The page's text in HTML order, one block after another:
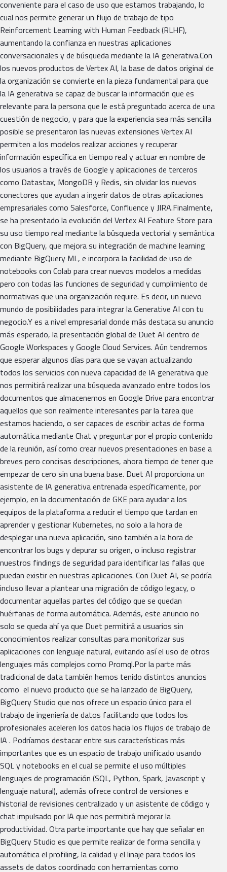
conveniente para el caso de uso que estamos trabajando, lo
cual nos permite generar un flujo de trabajo de tipo
Reinforcement Learning with Human Feedback (RLHF),
aumentando la confianza en nuestras aplicaciones
conversacionales y de búsqueda mediante la IA generativa.Con
los nuevos productos de Vertex AI, la base de datos original de
la organización se convierte en la pieza fundamental para que
la IA generativa se capaz de buscar la información que es
relevante para la persona que le está preguntado acerca de una
cuestión de negocio, y para que la experiencia sea más sencilla
posible se presentaron las nuevas extensiones Vertex AI
permiten a los modelos realizar acciones y recuperar
información específica en tiempo real y actuar en nombre de
los usuarios a través de Google y aplicaciones de terceros
como Datastax, MongoDB y Redis, sin olvidar los nuevos
conectores que ayudan a ingerir datos de otras aplicaciones
empresariales como Salesforce, Confluence y JIRA.Finalmente,
se ha presentado la evolución del Vertex AI Feature Store para
su uso tiempo real mediante la búsqueda vectorial y semántica
con BigQuery, que mejora su integración de machine learning
mediante BigQuery ML, e incorpora la facilidad de uso de
notebooks con Colab para crear nuevos modelos a medidas
pero con todas las funciones de seguridad y cumplimiento de
normativas que una organización require. Es decir, un nuevo
mundo de posibilidades para integrar la Generative AI con tu
negocio.Y es a nivel empresarial donde más destaca su anuncio
más esperado, la presentación global de Duet AI dentro de
Google Workspaces y Google Cloud Services. Aún tendremos
que esperar algunos días para que se vayan actualizando
todos los servicios con nueva capacidad de IA generativa que
nos permitirá realizar una búsqueda avanzado entre todos los
documentos que almacenemos en Google Drive para encontrar
aquellos que son realmente interesantes par la tarea que
estamos haciendo, o ser capaces de escribir actas de forma
automática mediante Chat y preguntar por el propio contenido
de la reunión, así como crear nuevos presentaciones en base a
breves pero concisas descripciones, ahora tiempo de tener que
empezar de cero sin una buena base. Duet AI proporciona un
asistente de IA generativa entrenada específicamente, por
ejemplo, en la documentación de GKE para ayudar a los
equipos de la plataforma a reducir el tiempo que tardan en
aprender y gestionar Kubernetes, no solo a la hora de
desplegar una nueva aplicación, sino también a la hora de
encontrar los bugs y depurar su origen, o incluso registrar
nuestros findings de seguridad para identificar las fallas que
puedan existir en nuestras aplicaciones. Con Duet AI, se podría
incluso llevar a plantear una migración de código legacy, o
documentar aquellas partes del código que se quedan
huérfanas de forma automática. Además, este anuncio no
solo se queda ahí ya que Duet permitirá a usuarios sin
conocimientos realizar consultas para monitorizar sus
aplicaciones con lenguaje natural, evitando así el uso de otros
lenguajes más complejos como Promql.Por la parte más
tradicional de data también hemos tenido distintos anuncios
como el nuevo producto que se ha lanzado de BigQuery,
BigQuery Studio que nos ofrece un espacio único para el
trabajo de ingeniería de datos facilitando que todos los
profesionales aceleren los datos hacia los flujos de trabajo de
IA . Podríamos destacar entre sus características más
importantes que es un espacio de trabajo unificado usando
SQL y notebooks en el cual se permite el uso múltiples
lenguajes de programación (SQL, Python, Spark, Javascript y
lenguaje natural), además ofrece control de versiones e
historial de revisiones centralizado y un asistente de código y
chat impulsado por IA que nos permitirá mejorar la
productividad. Otra parte importante que hay que señalar en
BigQuery Studio es que permite realizar de forma sencilla y
automática el profiling, la calidad y el linaje para todos los
assets de datos coordinado con herramientas como